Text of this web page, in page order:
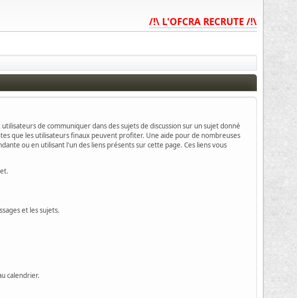
/!\ L'OFCRA RECRUTE /!\
de communiquer dans des sujets de discussion sur un sujet donné
que les utilisateurs finaux peuvent profiter. Une aide pour de nombreuses
ou en utilisant l'un des liens présents sur cette page. Ces liens vous
et les sujets.
calendrier.